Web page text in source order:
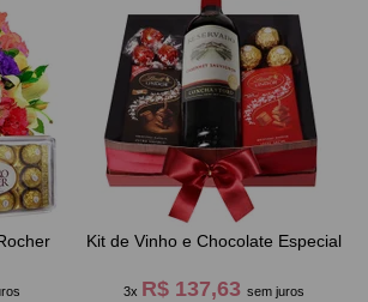
Kit de Vinho e Chocolate Especial
3x R$ 137,63 sem juros